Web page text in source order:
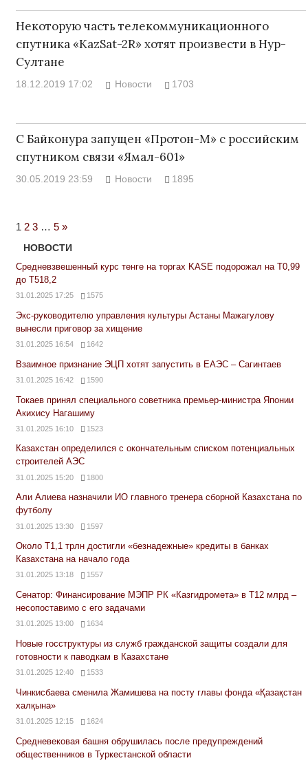
Некоторую часть телекоммуникационного
спутника «KazSat-2R» хотят произвести в Нур-
Султане
18.12.2019 17:02 Новости 1703
С Байконура запущен «Протон-М» с российским
спутником связи «Ямал-601»
30.05.2019 23:59 Новости 1895
1 2 3 … 5 Next
Posts
»
НОВОСТИ
Средневзвешенный курс тенге на торгах KASE подорожал на Т0,99
до Т518,2
31.01.2025 17:25 1575
Экс-руководителю управления культуры Астаны Мажагулову
вынесли приговор за хищение
31.01.2025 16:54 1642
Взаимное признание ЭЦП хотят запустить в ЕАЭС – Сагинтаев
31.01.2025 16:42 1590
Токаев принял специального советника премьер-министра Японии
Акихису Нагашиму
31.01.2025 16:10 1523
Казахстан определился с окончательным списком потенциальных
строителей АЭС
31.01.2025 15:20 1800
Али Алиева назначили ИО главного тренера сборной Казахстана по
футболу
31.01.2025 13:30 1597
Около Т1,1 трлн достигли «безнадежные» кредиты в банках
Казахстана на начало года
31.01.2025 13:18 1557
Сенатор: Финансирование МЭПР РК «Казгидромета» в Т12 млрд –
несопоставимо с его задачами
31.01.2025 13:00 1634
Новые госструктуры из служб гражданской защиты создали для
готовности к паводкам в Казахстане
31.01.2025 12:40 1533
Чинкисбаева сменила Жамишева на посту главы фонда «Қазақстан
халқына»
31.01.2025 12:15 1624
Средневековая башня обрушилась после предупреждений
общественников в Туркестанской области